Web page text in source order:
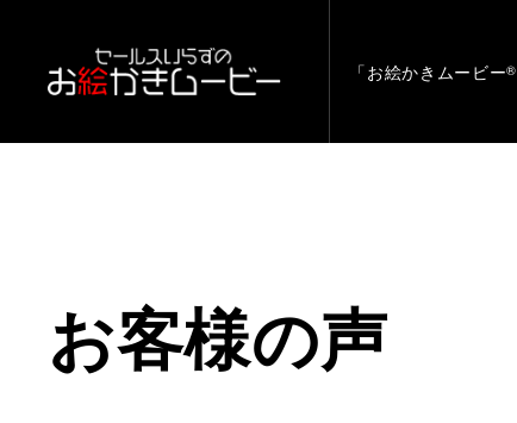
「お絵かきムービー®
お客様の声